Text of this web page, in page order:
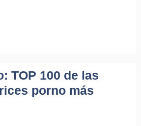
TOP 100 de las
porno más